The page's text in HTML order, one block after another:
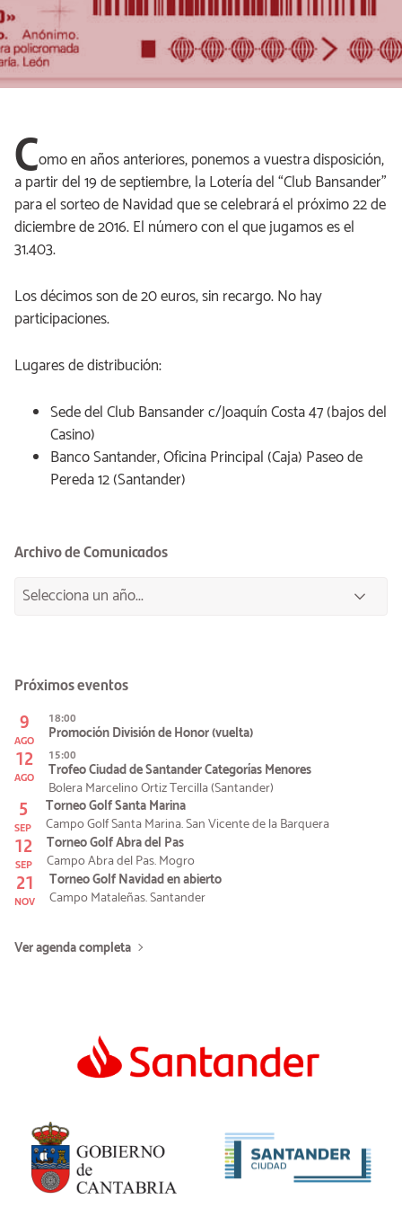
Como en años anteriores, ponemos a vuestra disposición,
a partir del 19 de septiembre, la Lotería del “Club Bansander”
para el sorteo de Navidad que se celebrará el próximo 22 de
diciembre de 2016. El número con el que jugamos es el
31.403.
Los décimos son de 20 euros, sin recargo. No hay
participaciones.
Lugares de distribución:
Sede del Club Bansander c/Joaquín Costa 47 (bajos del
Casino)
Banco Santander, Oficina Principal (Caja) Paseo de
Pereda 12 (Santander)
Archivo de Comunicados
Próximos eventos
9
AGO
18:00
Promoción División de Honor (vuelta)
12
AGO
15:00
Trofeo Ciudad de Santander Categorías Menores
Bolera Marcelino Ortiz Tercilla (Santander)
5
SEP
Torneo Golf Santa Marina
Campo Golf Santa Marina. San Vicente de la Barquera
12
SEP
Torneo Golf Abra del Pas
Campo Abra del Pas. Mogro
21
NOV
Torneo Golf Navidad en abierto
Campo Mataleñas. Santander
Ver agenda completa